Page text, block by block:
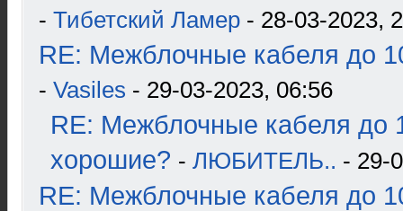
- Тибетский Ламер - 28-03-2023,
RE: Межблочные кабеля до
- Vasiles - 29-03-2023, 06:56
RE: Межблочные кабеля до
хорошие? - ЛЮБИТЕЛЬ.. - 29-
RE: Межблочные кабеля до